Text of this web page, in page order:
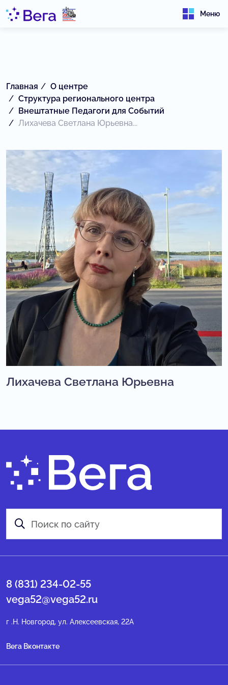
Меню
Главная
О центре
Структура регионального центра
Внештатные Педагоги для Событий
Лихачева Светлана Юрьевна...
Лихачева Светлана Юрьевна
8 (831) 234-02-55
vega52@vega52.ru
г .Н. Новгород, ул. Алексеевская, 22А
Вега Вконтакте